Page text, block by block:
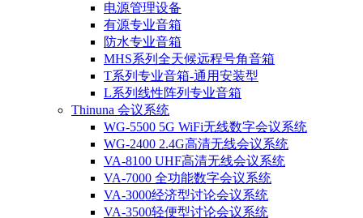
电源管理设备
有源专业音箱
防水专业音箱
MHS系列全天候远程号角音箱
T系列专业音箱-通用安装型
L系列线性阵列专业音箱
Thinuna 会议系统
WG-5500 5G WiFi无线数字会议系统
WG-2400 2.4G高清无线会议系统
VA-8100 UHF高清无线会议系统
VA-7000 全功能数字会议系统
VA-3000经济型讨论会议系统
VA-3500轻便型讨论会议系统